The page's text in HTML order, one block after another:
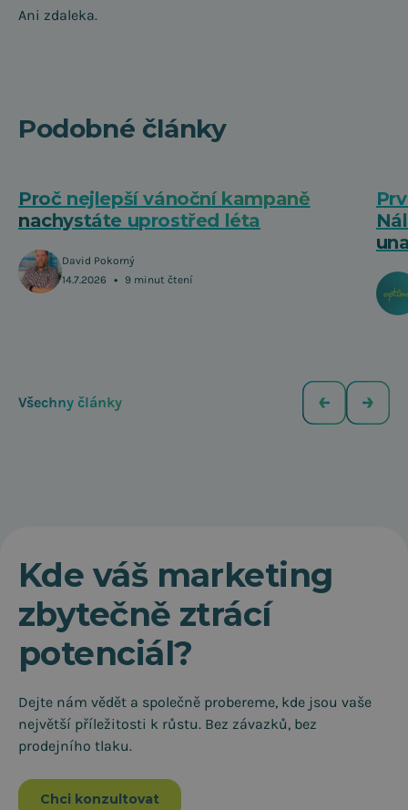
Ani zdaleka.
Podobné články
Proč nejlepší vánoční kampaně
nachystáte uprostřed léta
David Pokorný
14.7.2026
• 9 minut čtení
Všechny články
Kde váš marketing
zbytečně ztrácí
potenciál?
Dejte nám vědět a společně probereme, kde jsou vaše
největší příležitosti k růstu. Bez závazků, bez
prodejního tlaku.
Chci konzultovat